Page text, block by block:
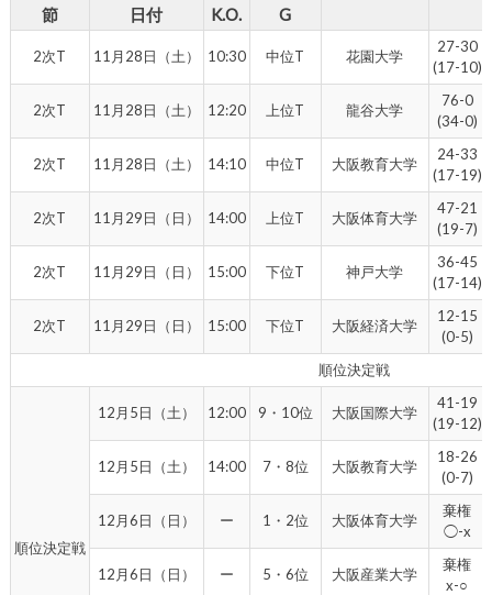
節 日付 K.O. G
2次T 11月28日（土） 10:30 中位T 花園大学
27-30
(17-10)
2次T 11月28日（土） 12:20 上位T 龍谷大学
76-0
(34-0)
2次T 11月28日（土） 14:10 中位T 大阪教育大学
24-33
(17-19)
2次T 11月29日（日） 14:00 上位T 大阪体育大学
47-21
(19-7)
2次T 11月29日（日） 15:00 下位T 神戸大学
36-45
(17-14)
2次T 11月29日（日） 15:00 下位T 大阪経済大学
12-15
(0-5)
順位決定戦
順位決定戦
12月5日（土） 12:00 9・10位 大阪国際大学
41-19
(19-12)
12月5日（土） 14:00 7・8位 大阪教育大学
18-26
(0-7)
12月6日（日） ー 1・2位 大阪体育大学
棄権
◯-x
12月6日（日） ー 5・6位 大阪産業大学
棄権
x-○